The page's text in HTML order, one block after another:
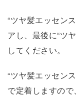
“ツヤ髪エッセン
アし、最後に“ツ
してください。
“ツヤ髪エッセン
で定着しますの